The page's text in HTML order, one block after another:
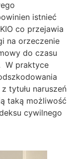
istnieć
co przejawia
na orzeczenie
do czasu
W praktyce
tytułu naruszeń
taką możliwość
cywilnego